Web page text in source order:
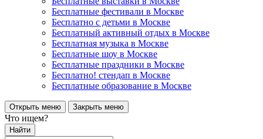
Бесплатные фестивали в Москве
Бесплатно с детьми в Москве
Бесплатный активный отдых в Москве
Бесплатная музыка в Москве
Бесплатные шоу в Москве
Бесплатные праздники в Москве
Бесплатно! стендап в Москве
Бесплатные образование в Москве
Открыть меню Закрыть меню
Что ищем?
Найти